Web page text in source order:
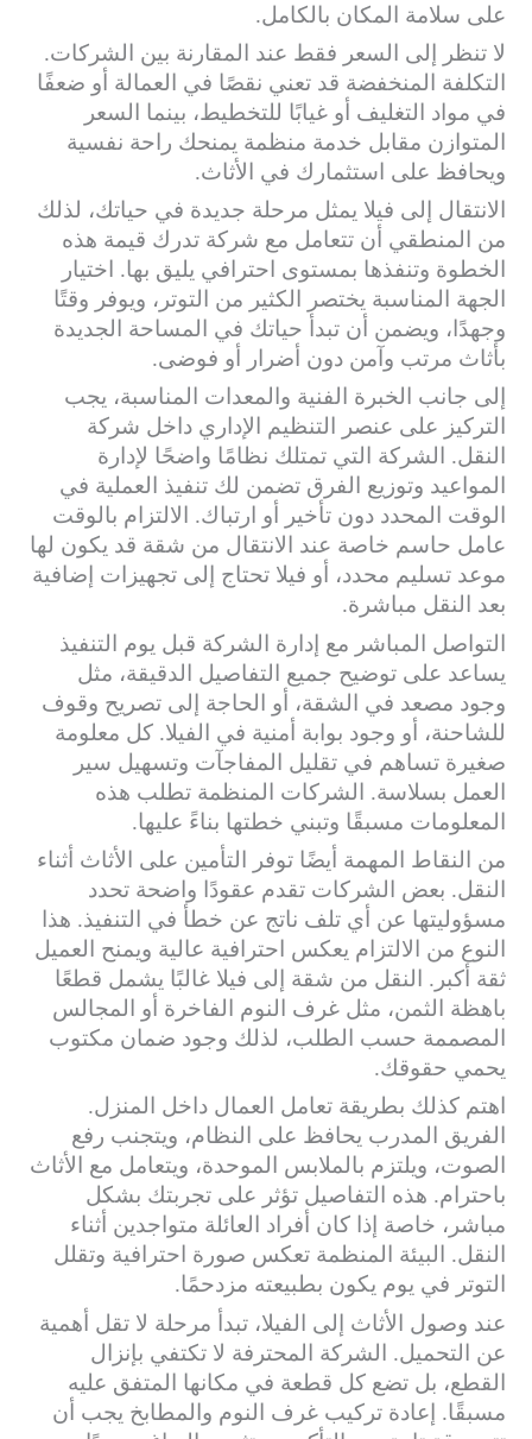
على سلامة المكان بالكامل.
لا تنظر إلى السعر فقط عند المقارنة بين الشركات.
التكلفة المنخفضة قد تعني نقصًا في العمالة أو ضعفًا
في مواد التغليف أو غيابًا للتخطيط، بينما السعر
المتوازن مقابل خدمة منظمة يمنحك راحة نفسية
ويحافظ على استثمارك في الأثاث.
الانتقال إلى فيلا يمثل مرحلة جديدة في حياتك، لذلك
من المنطقي أن تتعامل مع شركة تدرك قيمة هذه
الخطوة وتنفذها بمستوى احترافي يليق بها. اختيار
الجهة المناسبة يختصر الكثير من التوتر، ويوفر وقتًا
وجهدًا، ويضمن أن تبدأ حياتك في المساحة الجديدة
بأثاث مرتب وآمن دون أضرار أو فوضى.
إلى جانب الخبرة الفنية والمعدات المناسبة، يجب
التركيز على عنصر التنظيم الإداري داخل شركة
النقل. الشركة التي تمتلك نظامًا واضحًا لإدارة
المواعيد وتوزيع الفرق تضمن لك تنفيذ العملية في
الوقت المحدد دون تأخير أو ارتباك. الالتزام بالوقت
عامل حاسم خاصة عند الانتقال من شقة قد يكون لها
موعد تسليم محدد، أو فيلا تحتاج إلى تجهيزات إضافية
بعد النقل مباشرة.
التواصل المباشر مع إدارة الشركة قبل يوم التنفيذ
يساعد على توضيح جميع التفاصيل الدقيقة، مثل
وجود مصعد في الشقة، أو الحاجة إلى تصريح وقوف
للشاحنة، أو وجود بوابة أمنية في الفيلا. كل معلومة
صغيرة تساهم في تقليل المفاجآت وتسهيل سير
العمل بسلاسة. الشركات المنظمة تطلب هذه
المعلومات مسبقًا وتبني خطتها بناءً عليها.
من النقاط المهمة أيضًا توفر التأمين على الأثاث أثناء
النقل. بعض الشركات تقدم عقودًا واضحة تحدد
مسؤوليتها عن أي تلف ناتج عن خطأ في التنفيذ. هذا
النوع من الالتزام يعكس احترافية عالية ويمنح العميل
ثقة أكبر. النقل من شقة إلى فيلا غالبًا يشمل قطعًا
باهظة الثمن، مثل غرف النوم الفاخرة أو المجالس
المصممة حسب الطلب، لذلك وجود ضمان مكتوب
يحمي حقوقك.
اهتم كذلك بطريقة تعامل العمال داخل المنزل.
الفريق المدرب يحافظ على النظام، ويتجنب رفع
الصوت، ويلتزم بالملابس الموحدة، ويتعامل مع الأثاث
باحترام. هذه التفاصيل تؤثر على تجربتك بشكل
مباشر، خاصة إذا كان أفراد العائلة متواجدين أثناء
النقل. البيئة المنظمة تعكس صورة احترافية وتقلل
التوتر في يوم يكون بطبيعته مزدحمًا.
عند وصول الأثاث إلى الفيلا، تبدأ مرحلة لا تقل أهمية
عن التحميل. الشركة المحترفة لا تكتفي بإنزال
القطع، بل تضع كل قطعة في مكانها المتفق عليه
مسبقًا. إعادة تركيب غرف النوم والمطابخ يجب أن